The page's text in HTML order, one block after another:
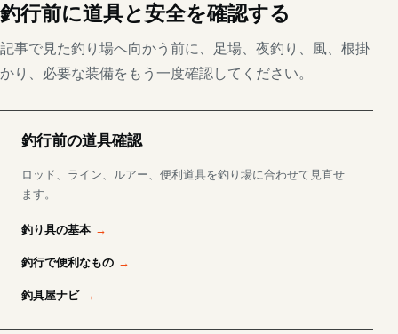
釣行前に道具と安全を確認する
記事で見た釣り場へ向かう前に、足場、夜釣り、風、根掛
かり、必要な装備をもう一度確認してください。
釣行前の道具確認
ロッド、ライン、ルアー、便利道具を釣り場に合わせて見直せ
ます。
釣り具の基本
釣行で便利なもの
釣具屋ナビ